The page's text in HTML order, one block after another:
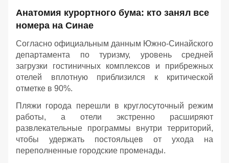
Анатомия курортного бума: кто занял все
номера на Синае
Согласно официальным данным Южно-Синайского
департамента по туризму, уровень средней
загрузки гостиничных комплексов и прибрежных
отелей вплотную приблизился к критической
отметке в 90%.
Пляжи города перешли в круглосуточный режим
работы, а отели экстренно расширяют
развлекательные программы внутри территорий,
чтобы удержать постояльцев от ухода на
переполненные городские променады.